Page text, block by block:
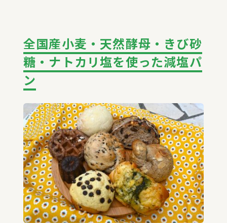
全国産小麦・天然酵母・きび砂
糖・ナトカリ塩を使った減塩パ
ン